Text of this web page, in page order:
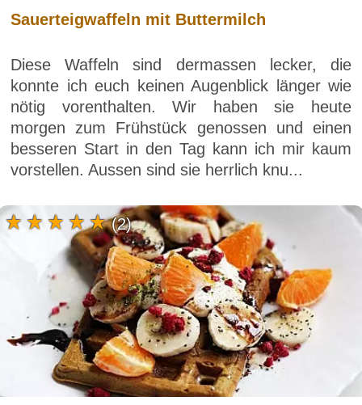
Sauerteigwaffeln mit Buttermilch
Diese Waffeln sind dermassen lecker, die
konnte ich euch keinen Augenblick länger wie
nötig vorenthalten. Wir haben sie heute
morgen zum Frühstück genossen und einen
besseren Start in den Tag kann ich mir kaum
vorstellen. Aussen sind sie herrlich knu...
(2)